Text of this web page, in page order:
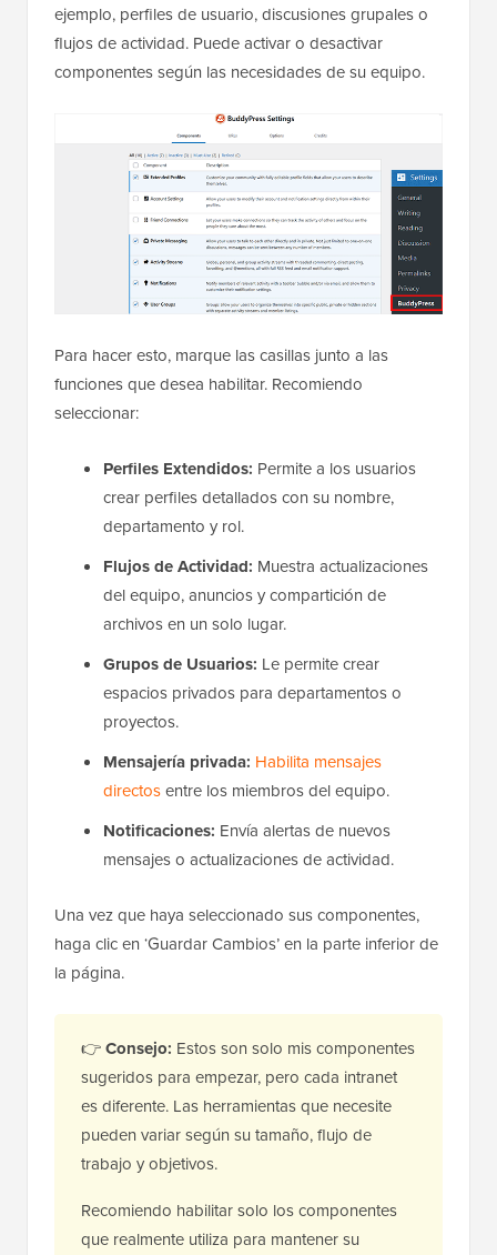
ejemplo, perfiles de usuario, discusiones grupales o
flujos de actividad. Puede activar o desactivar
componentes según las necesidades de su equipo.
Para hacer esto, marque las casillas junto a las
funciones que desea habilitar. Recomiendo
seleccionar:
Perfiles Extendidos: Permite a los usuarios
crear perfiles detallados con su nombre,
departamento y rol.
Flujos de Actividad: Muestra actualizaciones
del equipo, anuncios y compartición de
archivos en un solo lugar.
Grupos de Usuarios: Le permite crear
espacios privados para departamentos o
proyectos.
Mensajería privada: Habilita mensajes
directosentre los miembros del equipo.
Notificaciones: Envía alertas de nuevos
mensajes o actualizaciones de actividad.
Una vez que haya seleccionado sus componentes,
haga clic en ‘Guardar Cambios’ en la parte inferior de
la página.
👉Consejo: Estos son solo mis componentes
sugeridos para empezar, pero cada intranet
es diferente. Las herramientas que necesite
pueden variar según su tamaño, flujo de
trabajo y objetivos.
Recomiendo habilitar solo los componentes
que realmente utiliza para mantener su